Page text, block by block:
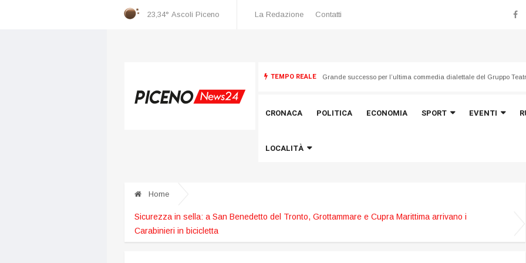
23,34° Ascoli Piceno La Redazione Contatti
TEMPO REALE
Emergenza maltempo del 21 luglio, avviata la ricognizione dei
CRONACA POLITICA ECONOMIA SPORT EVENTI
LOCALITÀ
Home
Sicurezza in sella: a San Benedetto del Tronto, Grottammare e Cupra Marittima arrivano i
Carabinieri in bicicletta